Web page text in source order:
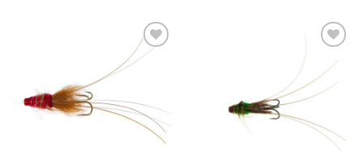
Add to
wishlist